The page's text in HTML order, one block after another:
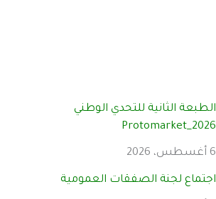
الطبعة الثانية للتحدي الوطني
Protomarket_2026
6 أغسطس، 2026
اجتماع لجنة الصفقات العمومية